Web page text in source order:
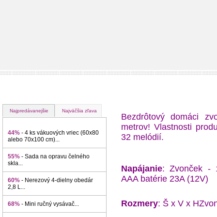
Najpredávanejšie Najväčšia zľava
44% - 4 ks vákuových vriec (60x80
alebo 70x100 cm)...
55% - Sada na opravu čelného
skla...
60% - Nerezový 4-dielny obedár
2,8 L...
68% - Mini ručný vysávač...
Bezdrôtový domáci
metrov! Vlastnosti
32 melódií.
Napájanie: Zvonček -
AAA batérie 23A (12V)
Rozmery: Š x V x